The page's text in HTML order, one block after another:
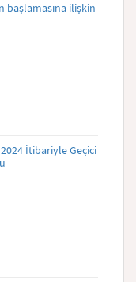
başlamasına ilişkin
İtibariyle Geçici